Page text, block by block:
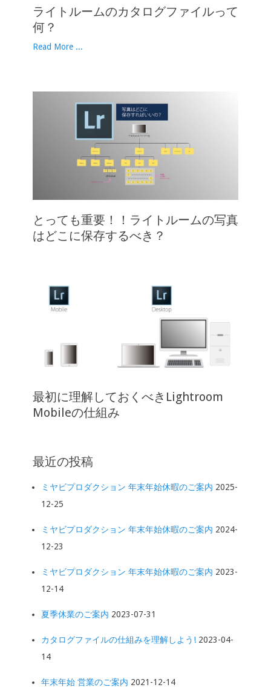
ライトルームのカタログファイルって
何？
Read More ...
とっても重要！！ライトルームの写真
はどこに保存するべき？
最初に理解しておくべきLightroom
Mobileの仕組み
最近の投稿
ミヤビプロダクション 年末年始休暇のご案内 2025-
12-25
ミヤビプロダクション 年末年始休暇のご案内 2024-
12-23
ミヤビプロダクション 年末年始休暇のご案内 2023-
12-14
夏季休業のご案内 2023-07-31
カタログファイルの仕組みを理解しよう! 2023-04-
14
年末年始 営業のご案内 2021-12-14